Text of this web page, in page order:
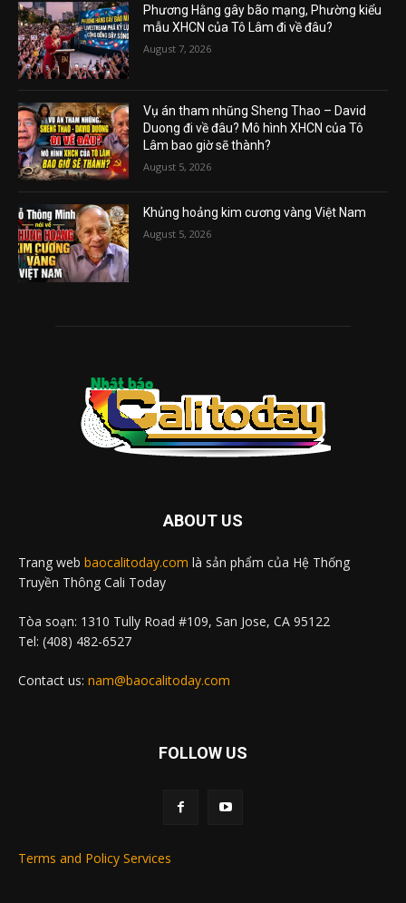
Phương Hằng gây bão mạng, Phường kiểu
mẫu XHCN của Tô Lâm đi về đâu?
August 7, 2026
Vụ án tham nhũng Sheng Thao – David
Duong đi về đâu? Mô hình XHCN của Tô
Lâm bao giờ sẽ thành?
August 5, 2026
Khủng hoảng kim cương vàng Việt Nam
August 5, 2026
ABOUT US
Trang web baocalitoday.com là sản phẩm của Hệ Thống
Truyền Thông Cali Today
Tòa soạn: 1310 Tully Road #109, San Jose, CA 95122
Tel: (408) 482-6527
Contact us: nam@baocalitoday.com
FOLLOW US
Terms and Policy Services